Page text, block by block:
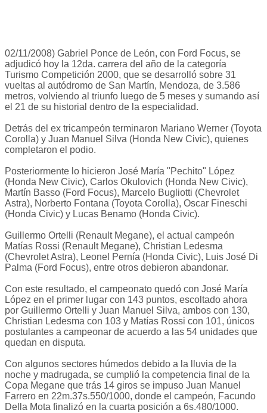
02/11/2008) Gabriel Ponce de León, con Ford Focus, se
adjudicó hoy la 12da. carrera del año de la categoría
Turismo Competición 2000, que se desarrolló sobre 31
vueltas al autódromo de San Martín, Mendoza, de 3.586
metros, volviendo al triunfo luego de 5 meses y sumando así
el 21 de su historial dentro de la especialidad.
Detrás del ex tricampeón terminaron Mariano Werner (Toyota
Corolla) y Juan Manuel Silva (Honda New Civic), quienes
completaron el podio.
Posteriormente lo hicieron José María "Pechito" López
(Honda New Civic), Carlos Okulovich (Honda New Civic),
Martín Basso (Ford Focus), Marcelo Bugliotti (Chevrolet
Astra), Norberto Fontana (Toyota Corolla), Oscar Fineschi
(Honda Civic) y Lucas Benamo (Honda Civic).
Guillermo Ortelli (Renault Megane), el actual campeón
Matías Rossi (Renault Megane), Christian Ledesma
(Chevrolet Astra), Leonel Pernía (Honda Civic), Luis José Di
Palma (Ford Focus), entre otros debieron abandonar.
Con este resultado, el campeonato quedó con José María
López en el primer lugar con 143 puntos, escoltado ahora
por Guillermo Ortelli y Juan Manuel Silva, ambos con 130,
Christian Ledesma con 103 y Matías Rossi con 101, únicos
postulantes a campeonar de acuerdo a las 54 unidades que
quedan en disputa.
Con algunos sectores húmedos debido a la lluvia de la
noche y madrugada, se cumplió la competencia final de la
Copa Megane que trás 14 giros se impuso Juan Manuel
Farrero en 22m.37s.550/1000, donde el campeón, Facundo
Della Mota finalizó en la cuarta posición a 6s.480/1000.